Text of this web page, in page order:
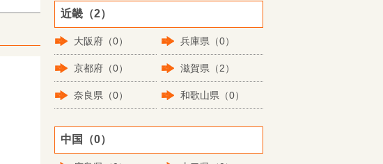
近畿（2）
大阪府（0） 兵庫県（0）
京都府（0） 滋賀県（2）
奈良県（0） 和歌山県（0）
中国（0）